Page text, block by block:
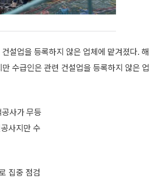
설업을 등록하지 않은 업체에 맡겨졌다. 해
수급인은 관련 건설업을 등록하지 않은 업
사가 무등
사지만 수
집중 점검